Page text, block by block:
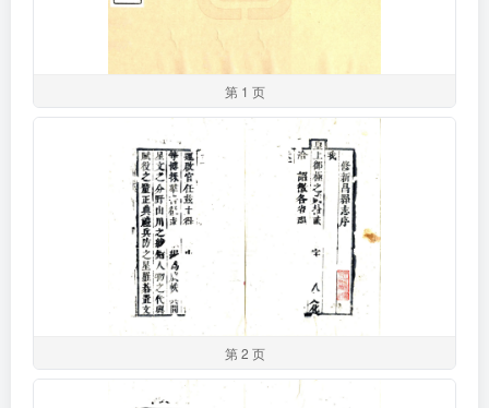
第 1 页
第 2 页